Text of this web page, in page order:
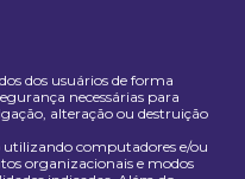
dos usuários de forma
necessárias para
alteração ou destruição
utilizando computadores e/ou
organizacionais e modos